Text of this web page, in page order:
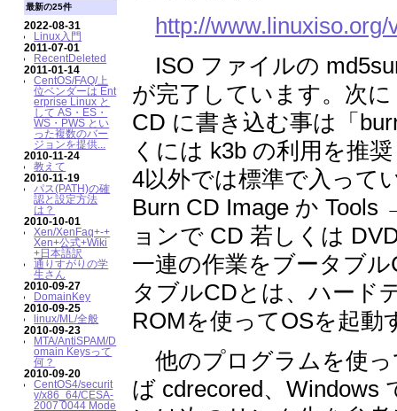
最新の25件
2022-08-31
Linux入門
2011-07-01
RecentDeleted
2011-01-14
CentOS/FAQ/上
位ベンダーは Ent
erprise Linux と
して AS・ES・
WS・PWS とい
った複数のバー
ジョンを提供...
2010-11-24
教えて
2010-11-19
パス(PATH)の確
認と設定方法
は？
2010-10-01
Xen/XenFaq+-+
Xen+公式+Wiki
+日本語訳
通りすがりの学
生さん
2010-09-27
DomainKey
2010-09-25
linux/ML/全般
2010-09-23
MTA/AntiSPAM/D
omain Keysって
何？
2010-09-20
CentOS4/securit
y/x86_64/CESA-
2007 0044 Mode
http://
ISO ファイルの
が完了しています。次
CD に書き込む事は「
くには k3b の利用を推
4以外では標準で入って
Burn CD Image か
ョンで CD 若しくは
一連の作業をブータブ
タブルCDとは、ハード
ROMを使ってOSを起
他のプログラムを使っ
ば cdrecored、Windows